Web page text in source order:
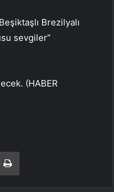
Brezilyalı
sevgiler”
(HABER
ile paylaş Yazdır